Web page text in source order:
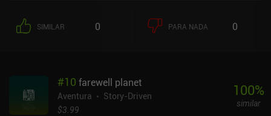
historia no es una comedia pura y dura, ya que a menudo trata con
mucha seriedad la delincuencia, la prostitución y la salud mental.
que la mayor parte del juego consiste en elegir opciones de diálogo
durante las conversaciones y los interrogatorios, que sólo se
intercalan con minijuegos ocasionales como disparar a un
SIMILAR 0 PARA NADA 0
#10 farewell planet
Aventura
Story-Driven
$3.99
100%
similar